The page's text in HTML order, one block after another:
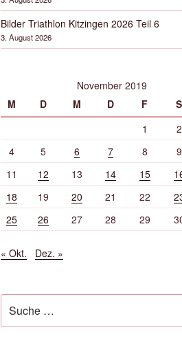
Bilder Triathlon Kitzingen 2026 Teil 6
3. August 2026
November 2019
M
D M D F S
1
2
4
5 6 7 8 9
11
12 13 14 15
18
19 20 21 22
25
26 27 28 29
« Okt. Dez. »
nach: